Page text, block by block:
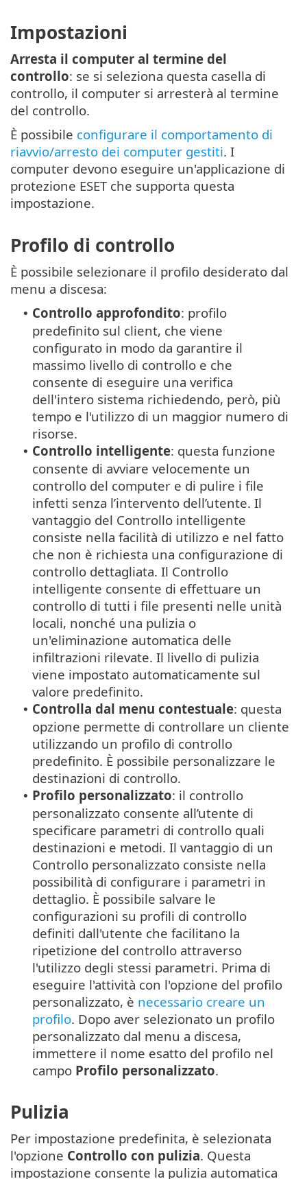
Impostazioni
Arresta il computer al termine del
controllo: se si seleziona questa casella di
controllo, il computer si arresterà al termine
del controllo.
È possibile configurare il comportamento di
riavvio/arresto dei computer gestiti. I
computer devono eseguire un'applicazione di
protezione ESET che supporta questa
impostazione.
Profilo di controllo
È possibile selezionare il profilo desiderato dal
menu a discesa:
• Controllo approfondito: profilo
predefinito sul client, che viene
configurato in modo da garantire il
massimo livello di controllo e che
consente di eseguire una verifica
dell'intero sistema richiedendo, però, più
tempo e l'utilizzo di un maggior numero di
risorse.
• Controllo intelligente: questa funzione
consente di avviare velocemente un
controllo del computer e di pulire i file
infetti senza l’intervento dell’utente. Il
vantaggio del Controllo intelligente
consiste nella facilità di utilizzo e nel fatto
che non è richiesta una configurazione di
controllo dettagliata. Il Controllo
intelligente consente di effettuare un
controllo di tutti i file presenti nelle unità
locali, nonché una pulizia o
un'eliminazione automatica delle
infiltrazioni rilevate. Il livello di pulizia
viene impostato automaticamente sul
valore predefinito.
• Controlla dal menu contestuale: questa
opzione permette di controllare un cliente
utilizzando un profilo di controllo
predefinito. È possibile personalizzare le
destinazioni di controllo.
• Profilo personalizzato: il controllo
personalizzato consente all’utente di
specificare parametri di controllo quali
destinazioni e metodi. Il vantaggio di un
Controllo personalizzato consiste nella
possibilità di configurare i parametri in
dettaglio. È possibile salvare le
configurazioni su profili di controllo
definiti dall'utente che facilitano la
ripetizione del controllo attraverso
l'utilizzo degli stessi parametri. Prima di
eseguire l'attività con l'opzione del profilo
personalizzato, è necessario creare un
profilo. Dopo aver selezionato un profilo
personalizzato dal menu a discesa,
immettere il nome esatto del profilo nel
campo Profilo personalizzato.
Pulizia
Per impostazione predefinita, è selezionata
l'opzione Controllo con pulizia. Questa
impostazione consente la pulizia automatica